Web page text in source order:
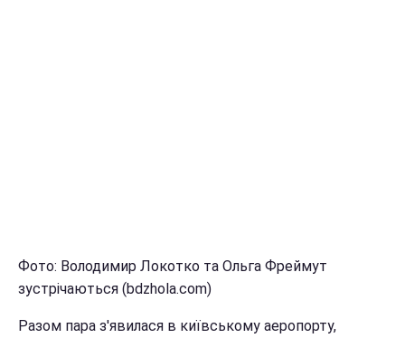
Фото: Володимир Локотко та Ольга Фреймут
зустрічаються (bdzhola.com)
Разом пара з'явилася в київському аеропорту,